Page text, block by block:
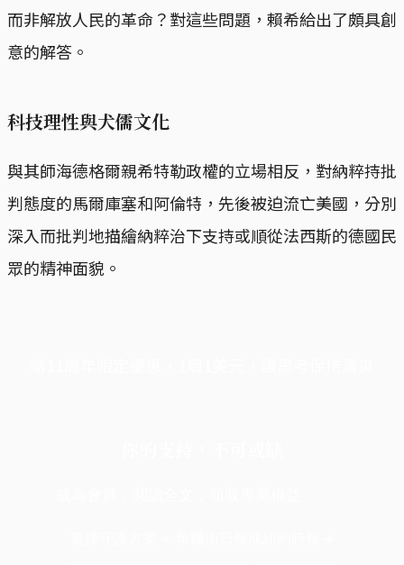
而非解放人民的革命？對這些問題，賴希給出了頗具創
意的解答。
科技理性與犬儒文化
與其師海德格爾親希特勒政權的立場相反，對納粹持批
判態度的馬爾庫塞和阿倫特，先後被迫流亡美國，分別
深入而批判地描繪納粹治下支持或順從法西斯的德國民
眾的精神面貌。